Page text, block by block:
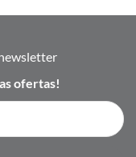
ofertas!